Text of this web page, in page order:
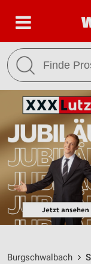
Burgschwalbach